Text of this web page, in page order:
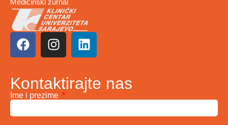
Medicinski žurnal
Kontaktirajte nas
Ime i prezime